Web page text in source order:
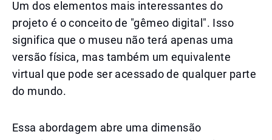
Um dos elementos mais interessantes do
projeto é o conceito de "gêmeo digital". Isso
significa que o museu não terá apenas uma
versão física, mas também um equivalente
virtual que pode ser acessado de qualquer parte
do mundo.
Essa abordagem abre uma dimensão